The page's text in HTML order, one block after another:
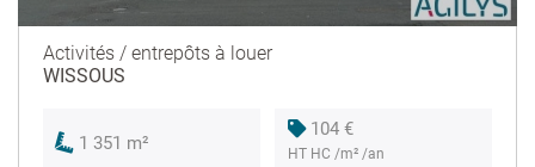
Activités / entrepôts à louer
WISSOUS
1 351 m²
104 €
HT HC /m² /an